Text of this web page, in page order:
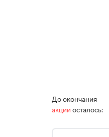
До окончания
акции осталось: